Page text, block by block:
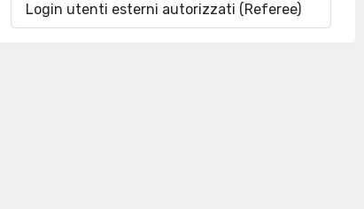
Login utenti esterni autorizzati (Referee)